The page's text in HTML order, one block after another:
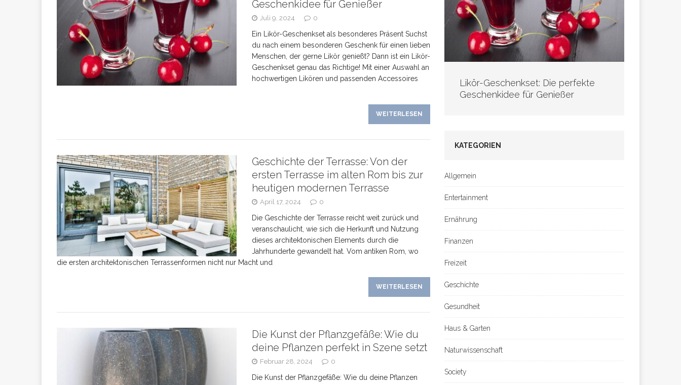
Geschenkidee für Genießer
Juli 9, 2024 0
Ein Likör-Geschenkset als besonderes Präsent Suchst
du nach einem besonderen Geschenk für einen lieben
Menschen, der gerne Likör genießt? Dann ist ein Likör-
Geschenkset genau das Richtige! Mit einer Auswahl an
hochwertigen Likören und passenden Accessoires
WEITERLESEN
Geschichte der Terrasse: Von der
ersten Terrasse im alten Rom bis zur
heutigen modernen Terrasse
April 17, 2024 0
Die Geschichte der Terrasse reicht weit zurück und
veranschaulicht, wie sich die Herkunft und Nutzung
dieses architektonischen Elements durch die
Jahrhunderte gewandelt hat. Vom antiken Rom, wo
die ersten architektonischen Terrassenformen nicht nur Macht und
WEITERLESEN
Die Kunst der Pflanzgefäße: Wie du
deine Pflanzen perfekt in Szene setzt
Februar 28, 2024 0
Die Kunst der Pflanzgefäße: Wie du deine Pflanzen
Likör-Geschenkset: Die perfekte
Geschenkidee für Genießer
KATEGORIEN
Allgemein
Entertainment
Ernährung
Finanzen
Freizeit
Geschichte
Gesundheit
Haus & Garten
Naturwissenschaft
Society